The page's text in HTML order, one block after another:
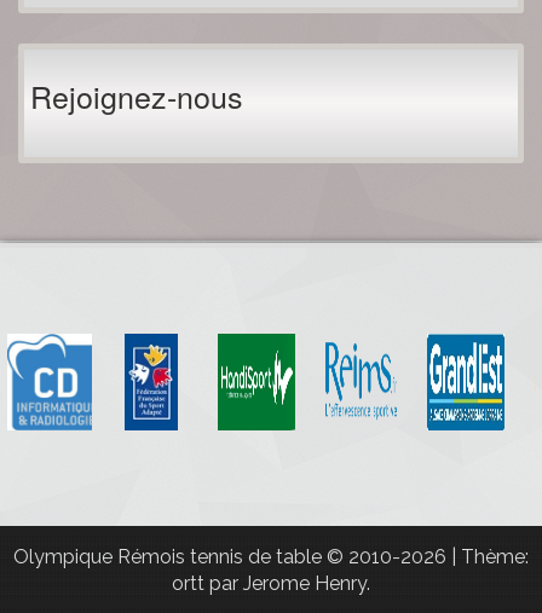
Rejoignez-nous
Olympique Rémois tennis de table © 2010-2026
Thème:
ortt par Jerome Henry.